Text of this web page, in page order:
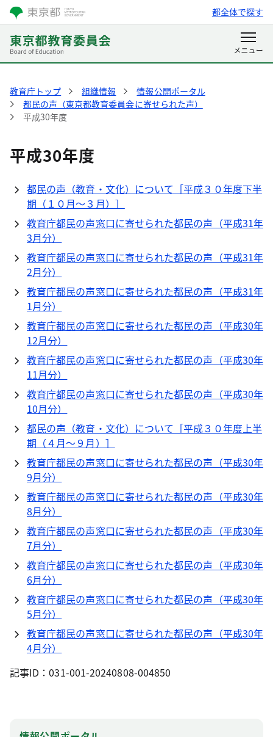
都全体で探す
教育庁トップ 組織情報
情報公開ポータル
都民の声（東京都教育委員会に寄せられた声）
平成30年度
平成30年度
都民の声（教育・文化）について［平成３０年度下半
期（１０月～３月）］
教育庁都民の声窓口に寄せられた都民の声（平成31年
3月分）
教育庁都民の声窓口に寄せられた都民の声（平成31年
2月分）
教育庁都民の声窓口に寄せられた都民の声（平成31年
1月分）
教育庁都民の声窓口に寄せられた都民の声（平成30年
12月分）
教育庁都民の声窓口に寄せられた都民の声（平成30年
11月分）
教育庁都民の声窓口に寄せられた都民の声（平成30年
10月分）
都民の声（教育・文化）について［平成３０年度上半
期（４月～９月）］
教育庁都民の声窓口に寄せられた都民の声（平成30年
9月分）
教育庁都民の声窓口に寄せられた都民の声（平成30年
8月分）
教育庁都民の声窓口に寄せられた都民の声（平成30年
7月分）
教育庁都民の声窓口に寄せられた都民の声（平成30年
6月分）
教育庁都民の声窓口に寄せられた都民の声（平成30年
5月分）
教育庁都民の声窓口に寄せられた都民の声（平成30年
4月分）
記事ID：031-001-20240808-004850